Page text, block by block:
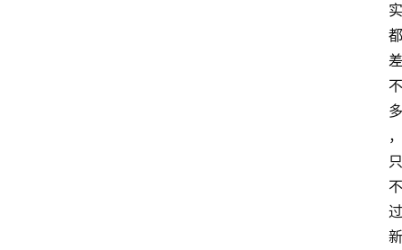
实
都
差
不
多
，
只
不
过
新